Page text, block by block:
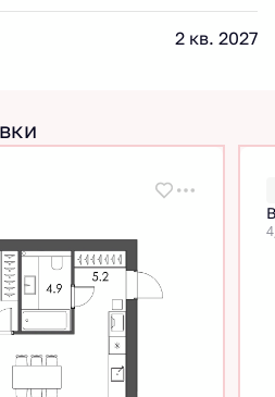
2 кв. 2027